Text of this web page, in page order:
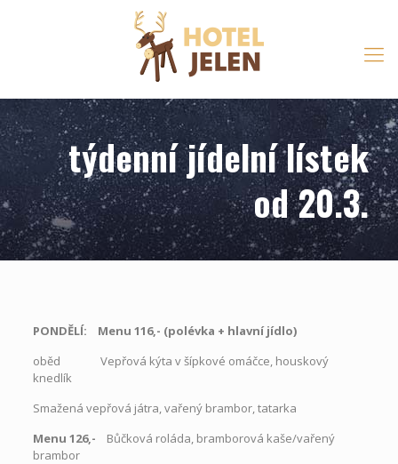
týdenní jídelní lístek
od 20.3.
PONDĚLÍ: Menu 116,- (polévka + hlavní jídlo)
oběd Vepřová kýta v šípkové omáčce, houskový
knedlík
Smažená vepřová játra, vařený brambor, tatarka
Menu 126,- Bůčková roláda, bramborová kaše/vařený
brambor